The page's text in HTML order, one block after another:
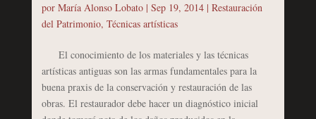
por María Alonso Lobato| Sep 19, 2014| Restauración
del Patrimonio, Técnicas artísticas
El conocimiento de los materiales y las técnicas
artísticas antiguas son las armas fundamentales para la
buena praxis de la conservación y restauración de las
obras. El restaurador debe hacer un diagnóstico inicial